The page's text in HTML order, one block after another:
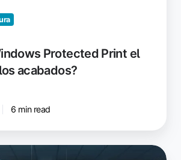
Protected Print el
acabados?
6 min read